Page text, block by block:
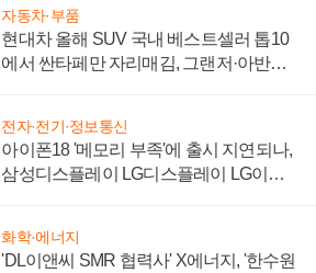
자동차·부품
현대차 올해 SUV 국내 베스트셀러 톱10
에서 싼타페만 자리매김, 그랜저·아반떼
전자·전기·정보통신
아이폰18 '메모리 부족'에 출시 지연되나,
삼성디스플레이 LG디스플레이 LG이노
화학·에너지
'DL이앤씨 SMR 협력사' X에너지, '한수원